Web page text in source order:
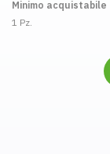
Minimo acquistabile
1 Pz.